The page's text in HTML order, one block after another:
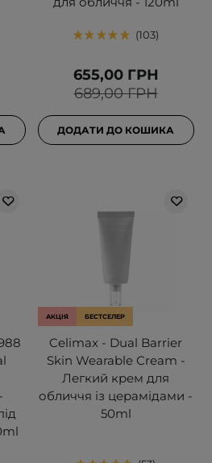
103
689,00 ГРН
655,00 ГРН
ДОДАТИ ДО КОШИКА
АКЦІЯ БЕСТСЕЛЕР
Celimax - Dual Barrier
Skin Wearable Cream -
Легкий крем для
обличчя із церамідами -
50ml